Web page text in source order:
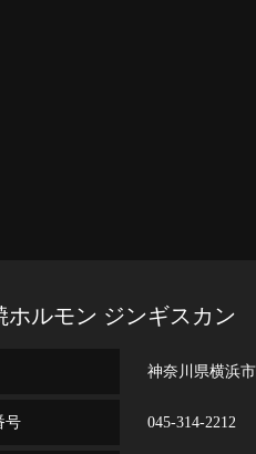
ホルモン ジンギスカン
神奈川県横浜
号 045-314-2212